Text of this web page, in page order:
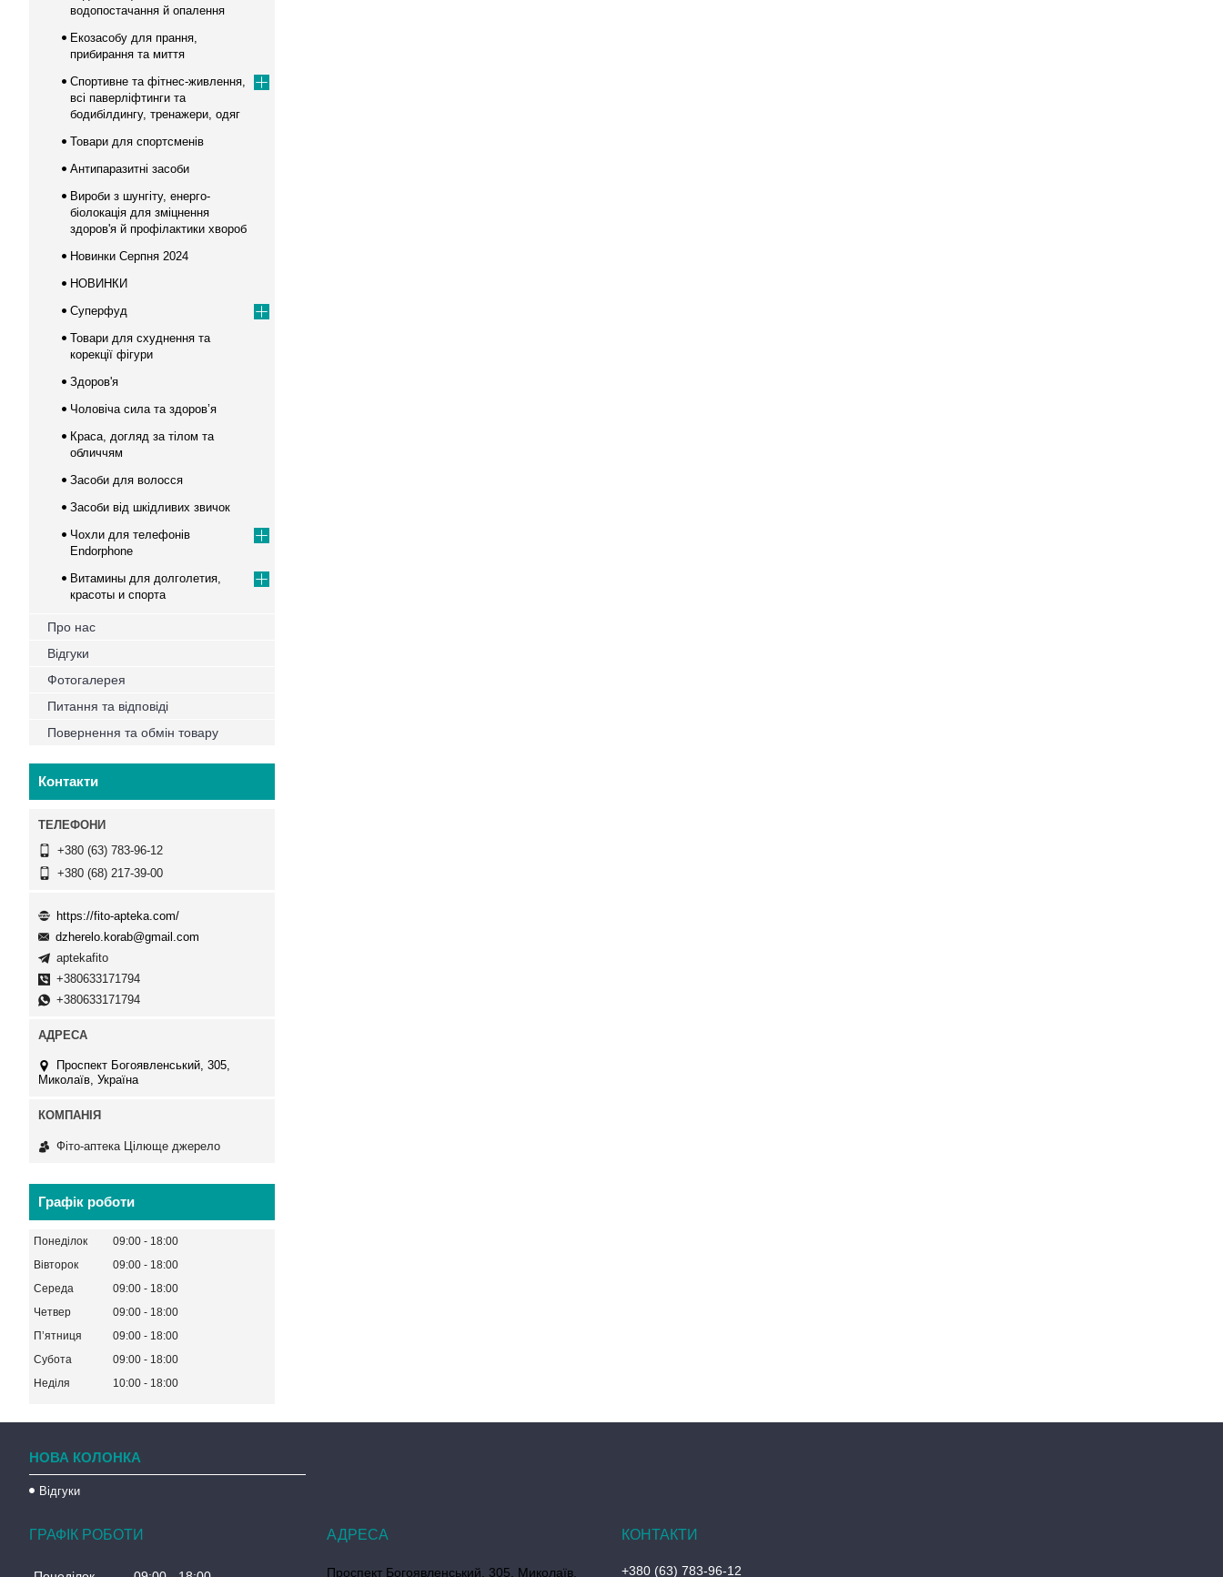
водопостачання й опалення
Екозасобу для прання,
прибирання та миття
Спортивне та фітнес-живлення,
всі паверліфтинги та
бодибілдингу, тренажери, одяг
Товари для спортсменів
Антипаразитні засоби
Вироби з шунгіту, енерго-
біолокація для зміцнення
здоров'я й профілактики хвороб
Новинки Серпня 2024
НОВИНКИ
Суперфуд
Товари для схуднення та
корекції фігури
Здоров'я
Чоловіча сила та здоров’я
Краса, догляд за тілом та
обличчям
Засоби для волосся
Засоби від шкідливих звичок
Чохли для телефонів
Endorphone
Витамины для долголетия,
красоты и спорта
Про нас
Відгуки
Фотогалерея
Питання та відповіді
Повернення та обмін товару
Контакти
+380 (63) 783-96-12
+380 (68) 217-39-00
https://fito-apteka.com/
dzherelo.korab@gmail.com
aptekafito
+380633171794
+380633171794
Проспект Богоявленський, 305,
Миколаїв, Україна
Фіто-аптека Цілюще джерело
Графік роботи
Понеділок 09:00
18:00
Вівторок
09:00
18:00
Середа
09:00
18:00
Четвер
09:00
18:00
Пʼятниця
09:00
18:00
Субота
09:00
18:00
Неділя
10:00 18:00
НОВА КОЛОНКА
Відгуки
ГРАФІК РОБОТИ
Проспект Богоявленський, 305, Миколаїв, +380 (63) 783-96-12